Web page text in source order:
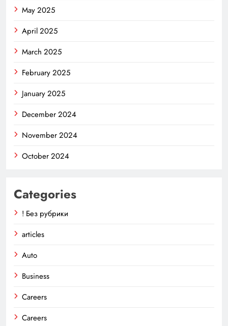
May 2025
April 2025
March 2025
February 2025
January 2025
December 2024
November 2024
October 2024
Categories
! Без рубрики
articles
Auto
Business
Careers
Careers